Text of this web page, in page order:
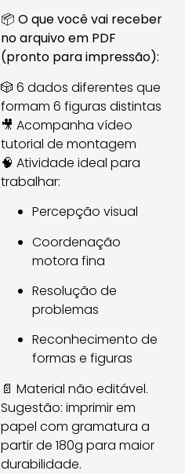
📦 O que você vai receber
no arquivo em PDF
(pronto para impressão):
🎲 6 dados diferentes que
formam 6 figuras distintas
🎥 Acompanha vídeo
tutorial de montagem
🧠 Atividade ideal para
trabalhar:
Percepção visual
Coordenação
motora fina
Resolução de
problemas
Reconhecimento de
formas e figuras
📄 Material não editável.
Sugestão: imprimir em
papel com gramatura a
partir de 180g para maior
durabilidade.